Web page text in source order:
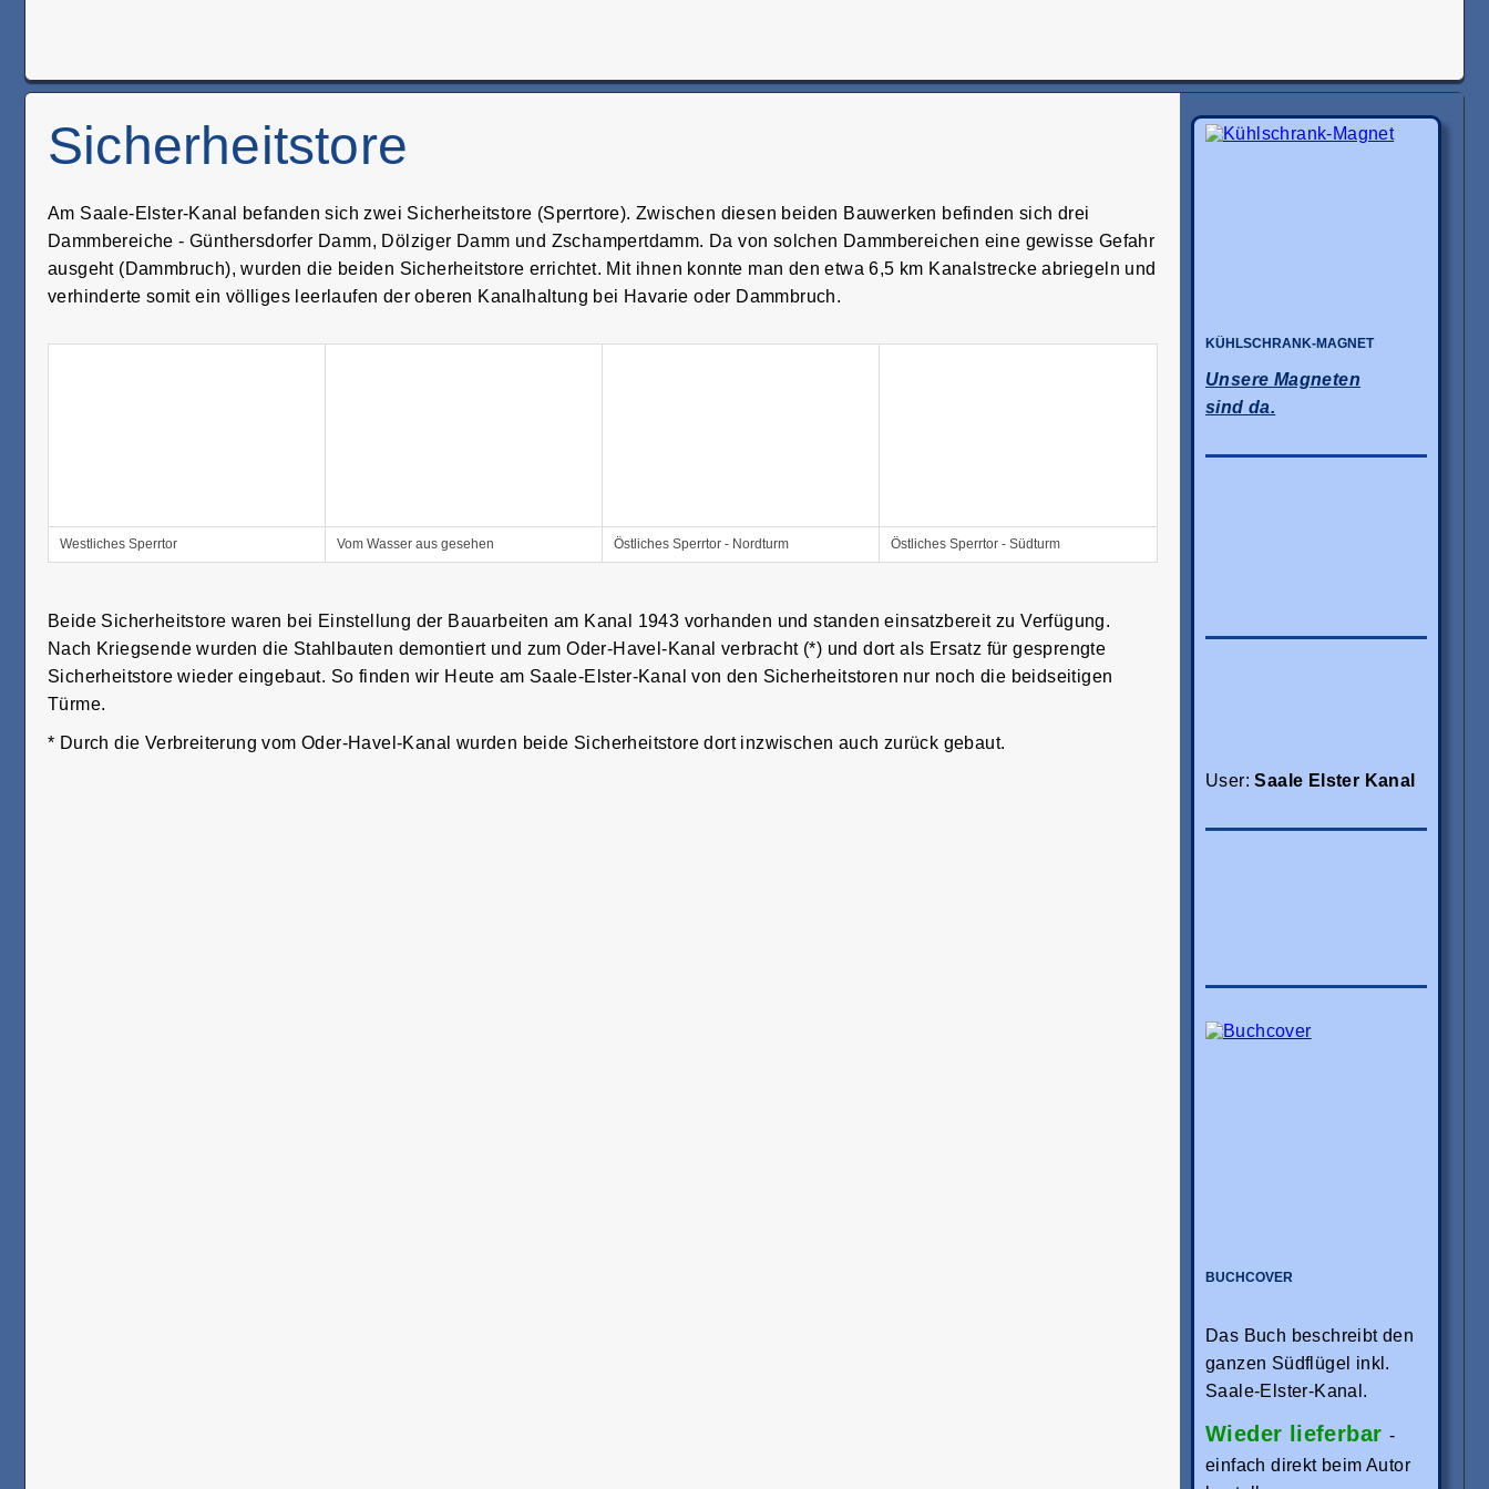
Sicherheitstore
Am Saale-Elster-Kanal befanden sich zwei Sicherheitstore (Sperrtore). Zwischen diesen beiden Bauwerken befinden sich drei
Dammbereiche - Günthersdorfer Damm, Dölziger Damm und Zschampertdamm. Da von solchen Dammbereichen eine gewisse Gefahr
ausgeht (Dammbruch), wurden die beiden Sicherheitstore errichtet. Mit ihnen konnte man den etwa 6,5 km Kanalstrecke abriegeln und
verhinderte somit ein völliges leerlaufen der oberen Kanalhaltung bei Havarie oder Dammbruch.
Westliches Sperrtor Vom Wasser aus gesehen Östliches Sperrtor - Nordturm Östliches Sperrtor - Südturm
Beide Sicherheitstore waren bei Einstellung der Bauarbeiten am Kanal 1943 vorhanden und standen einsatzbereit zu Verfügung.
Nach Kriegsende wurden die Stahlbauten demontiert und zum Oder-Havel-Kanal verbracht (*) und dort als Ersatz für gesprengte
Sicherheitstore wieder eingebaut. So finden wir Heute am Saale-Elster-Kanal von den Sicherheitstoren nur noch die beidseitigen
Türme.
* Durch die Verbreiterung vom Oder-Havel-Kanal wurden beide Sicherheitstore dort inzwischen auch zurück gebaut.
KÜHLSCHRANK-MAGNET
Unsere Magneten
sind da.
User:Saale Elster Kanal
BUCHCOVER
Das Buch beschreibt den
ganzen Südflügel inkl.
Saale-Elster-Kanal.
Wieder lieferbar -
einfach direkt beim Autor